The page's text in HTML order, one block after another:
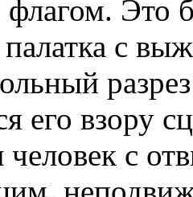
Это
палатка с
его взору
человек с